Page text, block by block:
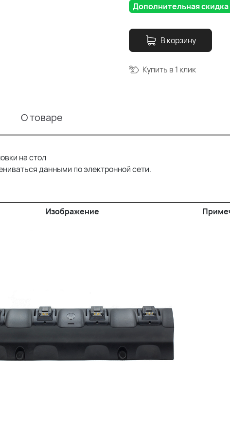
Дополнительная скидка
В корзину
Купить в 1 клик
О товаре
на стол
данными по электронной сети.
Изображение